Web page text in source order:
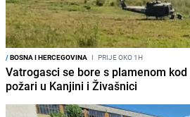
/BOSNA I HERCEGOVINA I PRIJE OKO 1H
Vatrogasci se bore s plamenom
požari u Kanjini i Živašnici